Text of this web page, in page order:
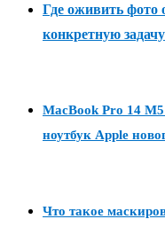
Где оживить фото
конкретную задачу
MacBook Pro 14
ноутбук Apple
Что такое